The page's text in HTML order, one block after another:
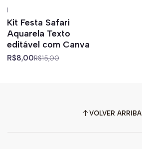
|
Kit Festa Safari
Aquarela Texto
editável com Canva
R$8,00R$15,00
VOLVER ARRIBA